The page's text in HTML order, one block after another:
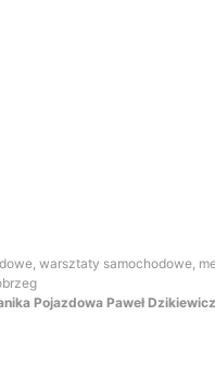
warsztaty samochodowe,
Pojazdowa Paweł Dzikiewicz